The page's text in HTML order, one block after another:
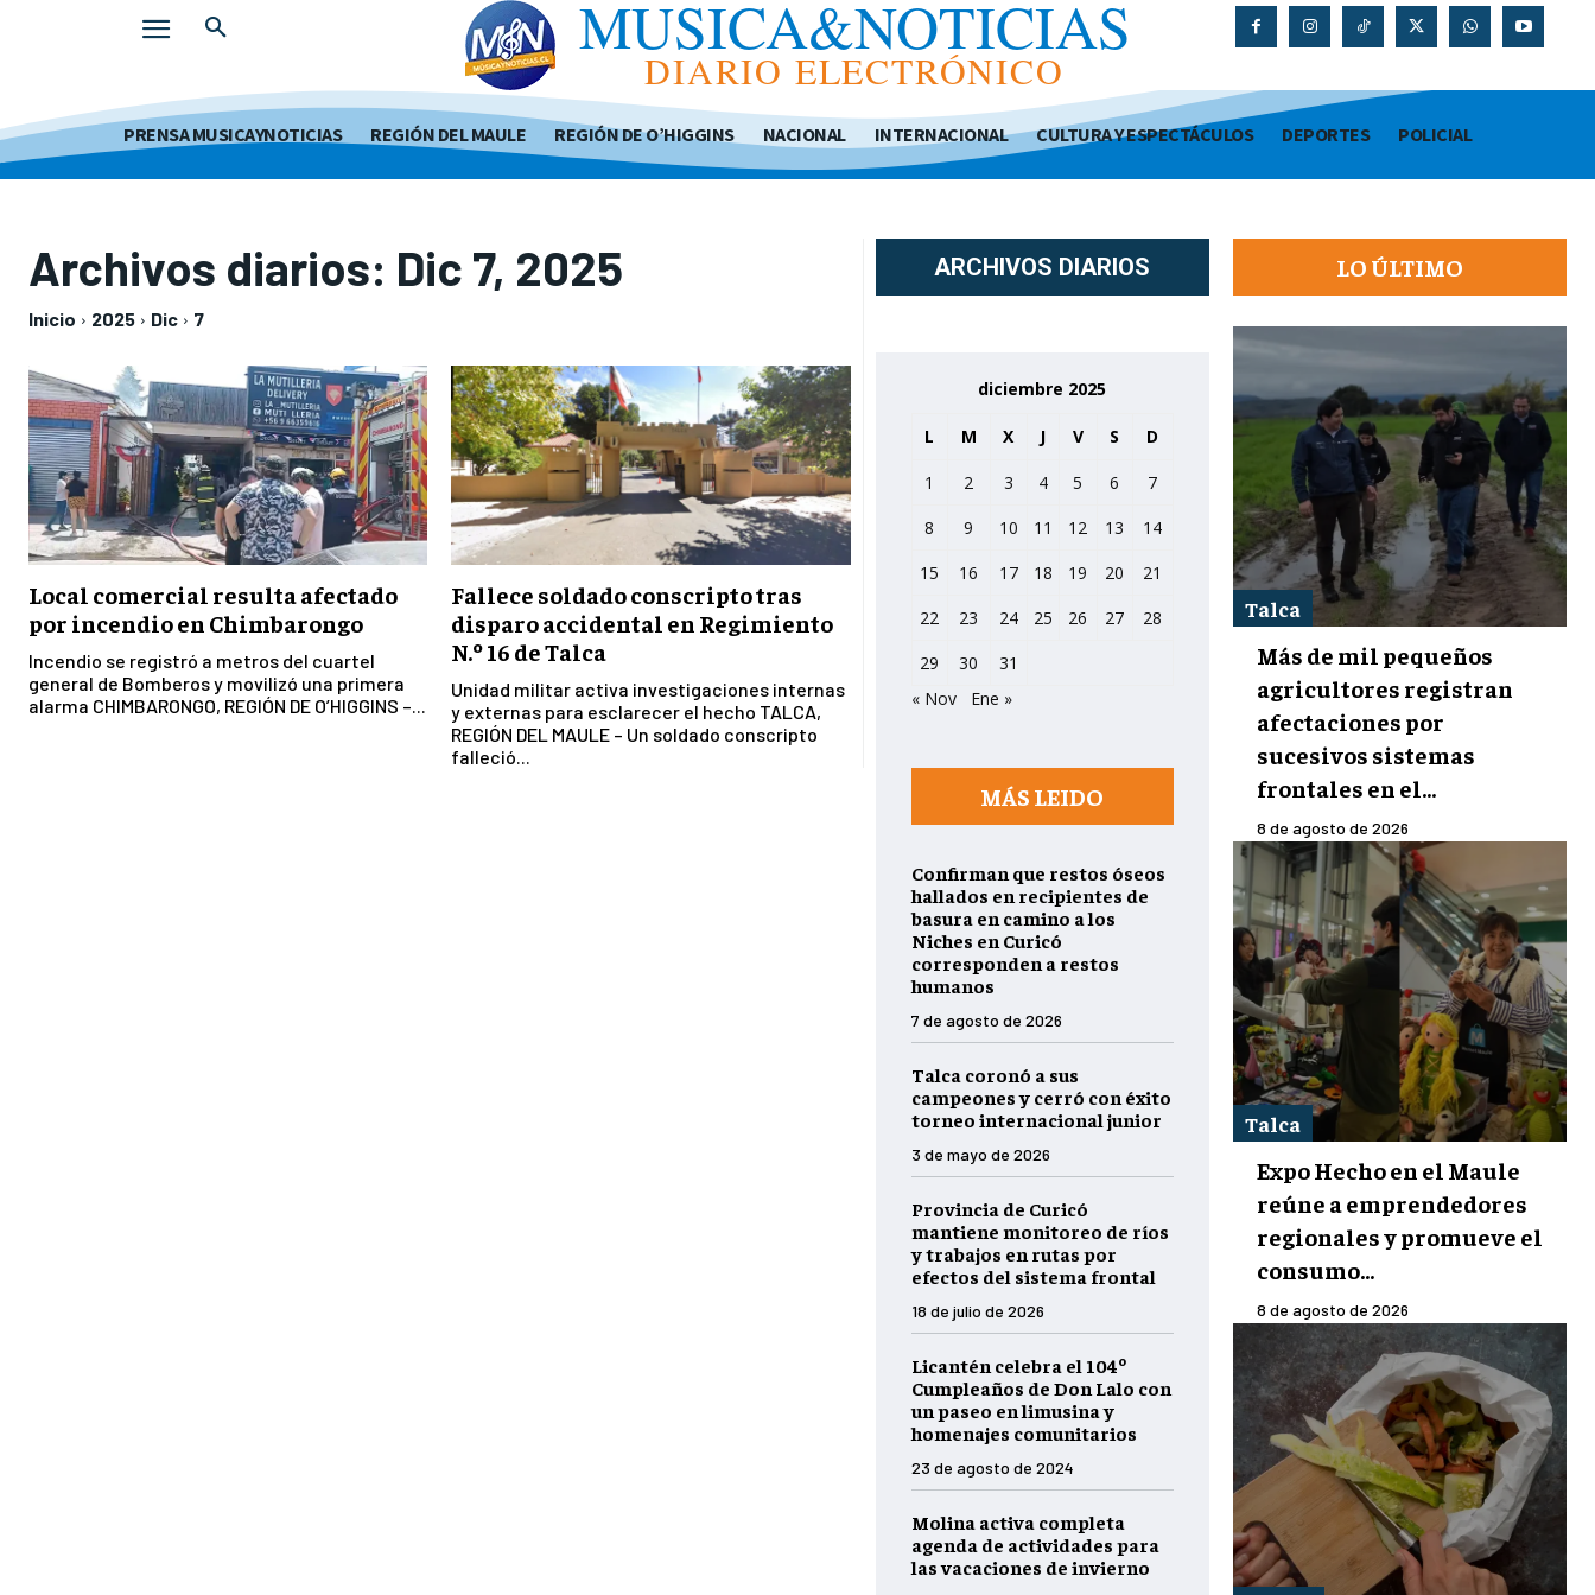
MUSICA&NOTICIAS
DIARIO ELECTRÓNICO
PRENSA MUSICAYNOTICIAS REGIÓN DEL MAULE REGIÓN DE O’HIGGINS NACIONAL INTERNACIONAL CULTURA Y ESPECTÁCULOS DEPORTES POLICIAL
Archivos diarios: Dic 7, 2025
Inicio 2025 Dic 7
Local comercial resulta afectado
por incendio en Chimbarongo
Incendio se registró a metros del cuartel
general de Bomberos y movilizó una primera
alarma CHIMBARONGO, REGIÓN DE O’HIGGINS –...
Fallece soldado conscripto tras
disparo accidental en Regimiento
N.º 16 de Talca
Unidad militar activa investigaciones internas
y externas para esclarecer el hecho TALCA,
REGIÓN DEL MAULE – Un soldado conscripto
falleció...
ARCHIVOS DIARIOS
diciembre 2025
L M X J V S D
1 2 3 4 5 6
7
8
9 10 11 12 13
14
15
16 17 18 19 20
21
22
23 24 25 26 27
28
29
30
31
« Nov
Ene »
MÁS LEIDO
Confirman que restos óseos
hallados en recipientes de
basura en camino a los
Niches en Curicó
corresponden a restos
humanos
7 de agosto de 2026
Talca coronó a sus
campeones y cerró con éxito
torneo internacional junior
3 de mayo de 2026
Provincia de Curicó
mantiene monitoreo de ríos
y trabajos en rutas por
efectos del sistema frontal
18 de julio de 2026
Licantén celebra el 104º
Cumpleaños de Don Lalo con
un paseo en limusina y
homenajes comunitarios
23 de agosto de 2024
Molina activa completa
agenda de actividades para
las vacaciones de invierno
LO ÚLTIMO
Talca
Más de mil pequeños
agricultores registran
afectaciones por
sucesivos sistemas
frontales en el...
8 de agosto de 2026
Talca
Expo Hecho en el Maule
reúne a emprendedores
regionales y promueve el
consumo...
8 de agosto de 2026